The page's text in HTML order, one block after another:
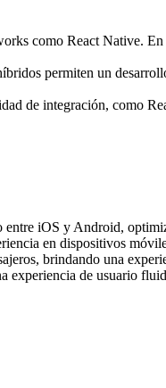
como React Native.
permiten un
de integración, como
entre iOS y Android,
en dispositivos
brindando una
experiencia de usuario